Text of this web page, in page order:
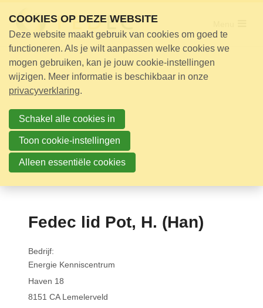
links
over
Jump
to
navigation
to
main
Fedec lid Pot, H. (Han)
Bedrijf:
Energie Kenniscentrum
Haven 18
8151 CA Lemelerveld
Adviseur nodig?
Opleidingen
Bijeenkomsten
Over ons
Nieuwsbrief
Nieuws
COOKIES OP DEZE WEBSITE
Deze website maakt gebruik van cookies om goed te
functioneren. Als je wilt aanpassen welke cookies we
mogen gebruiken, kan je jouw cookie-instellingen
wijzigen. Meer informatie is beschikbaar in onze
privacyverklaring.
Schakel alle cookies in
Toon cookie-instellingen
Alleen essentiële cookies